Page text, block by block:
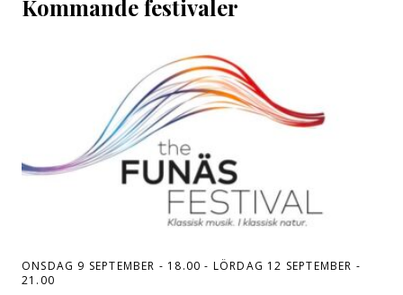
Om oss
Kommande festivaler
ONSDAG 9 SEPTEMBER - 18.00 - LÖRDAG 12 SEPTEMBER -
21.00